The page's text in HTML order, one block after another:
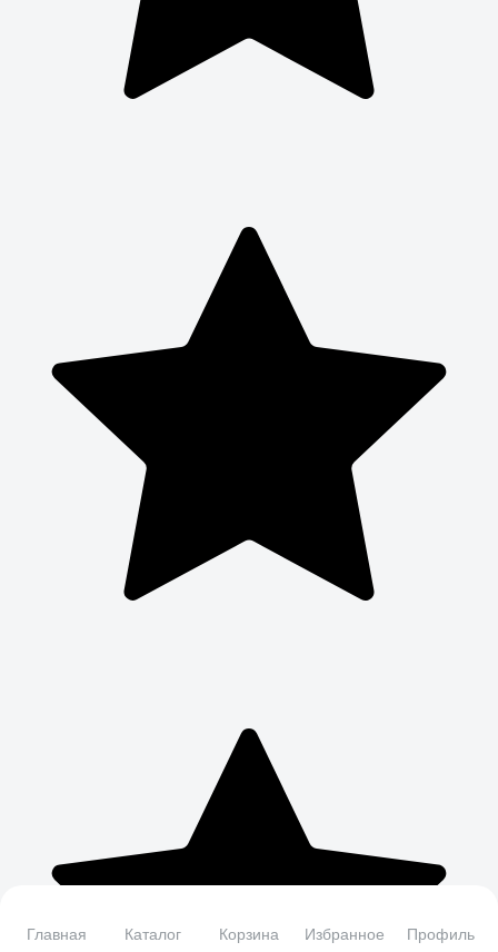
Главная Каталог Корзина Избранное Профиль